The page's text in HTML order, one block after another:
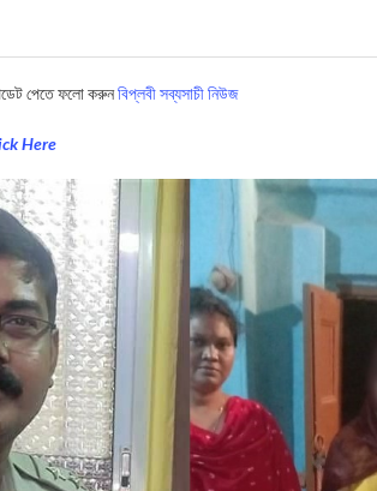
পেতে ফলো করুনবিপ্লবী সব্যসাচী নিউজ
Here